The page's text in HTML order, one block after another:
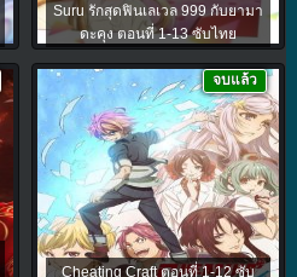
Suru รักสุดฟินเลเวล 999 กับยามา
ดะคุง ตอนที่ 1-13 ซับไทย
Cheating Craft ตอนที่ 1-12 ซับ
จบแล้ว